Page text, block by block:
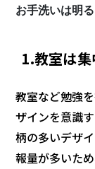
お手洗いは明
1.教室は
教室など勉強
ザインを意識
柄の多いデザ
報量が多いた